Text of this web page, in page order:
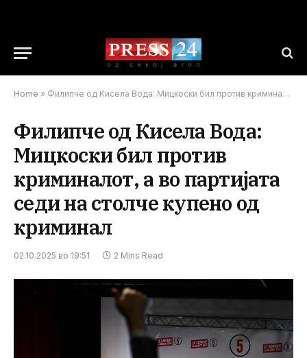
Home » Филипче од Кисела Вода: Мицкоски бил против криминалот, а во партијата седи на столче купено од криминал
Филипче од Кисела Вода:
Мицкоски бил против
криминалот, а во партијата
седи на столче купено од
криминал
02.10.2025 во 19:51 2 Mins Read